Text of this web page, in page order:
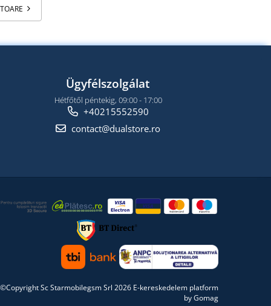
Ügyfélszolgálat
Hétfőtől péntekig, 09:00 - 17:00
+40215552590
contact@dualstore.ro
©Copyright Sc Starmobilegsm Srl 2026 E-kereskedelem platform
by Gomag